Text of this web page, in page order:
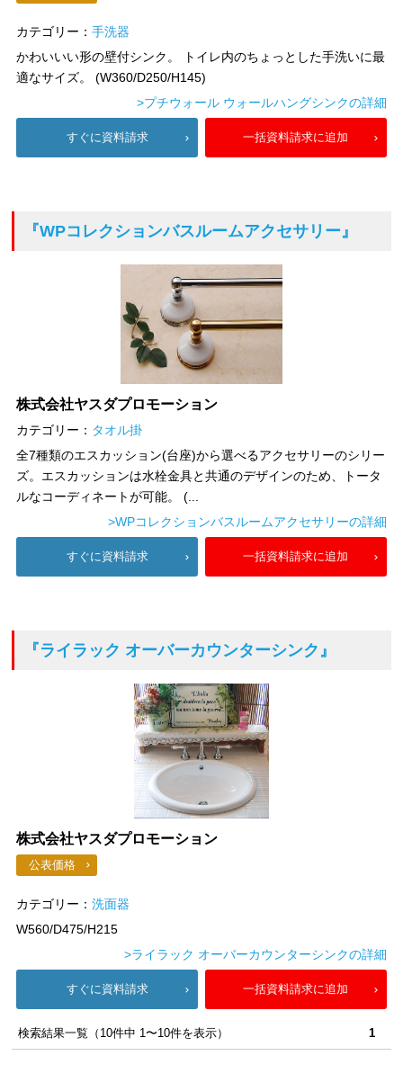
カテゴリー：手洗器
かわいいい形の壁付シンク。 トイレ内のちょっとした手洗いに最
適なサイズ。 (W360/D250/H145)
>プチウォール ウォールハングシンクの詳細
すぐに資料請求 一括資料請求に追加
『WPコレクションバスルームアクセサリー』
株式会社ヤスダプロモーション
カテゴリー： タオル掛
全7種類のエスカッション(台座)から選べるアクセサリーのシリー
ズ。エスカッションは水栓金具と共通のデザインのため、トータ
ルなコーディネートが可能。 (...
>WPコレクションバスルームアクセサリーの詳細
すぐに資料請求 一括資料請求に追加
『ライラック オーバーカウンターシンク』
株式会社ヤスダプロモーション
公表価格
カテゴリー：洗面器
W560/D475/H215
>ライラック オーバーカウンターシンクの詳細
すぐに資料請求 一括資料請求に追加
検索結果一覧（10件中 1〜10件を表示） 1